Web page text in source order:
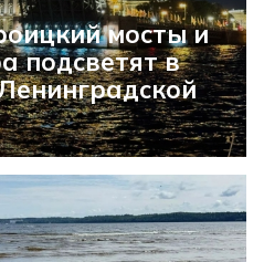
мосты и
подсветят в